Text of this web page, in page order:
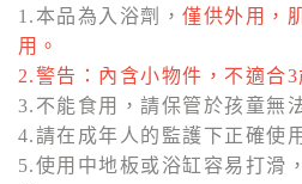
1.本品為入浴劑，僅供外用，
用。
2.警告：內含小物件，不適合3
3.不能食用，請保管於孩童無
4.請在成年人的監護下正確使
5.使用中地板或浴缸容易打滑